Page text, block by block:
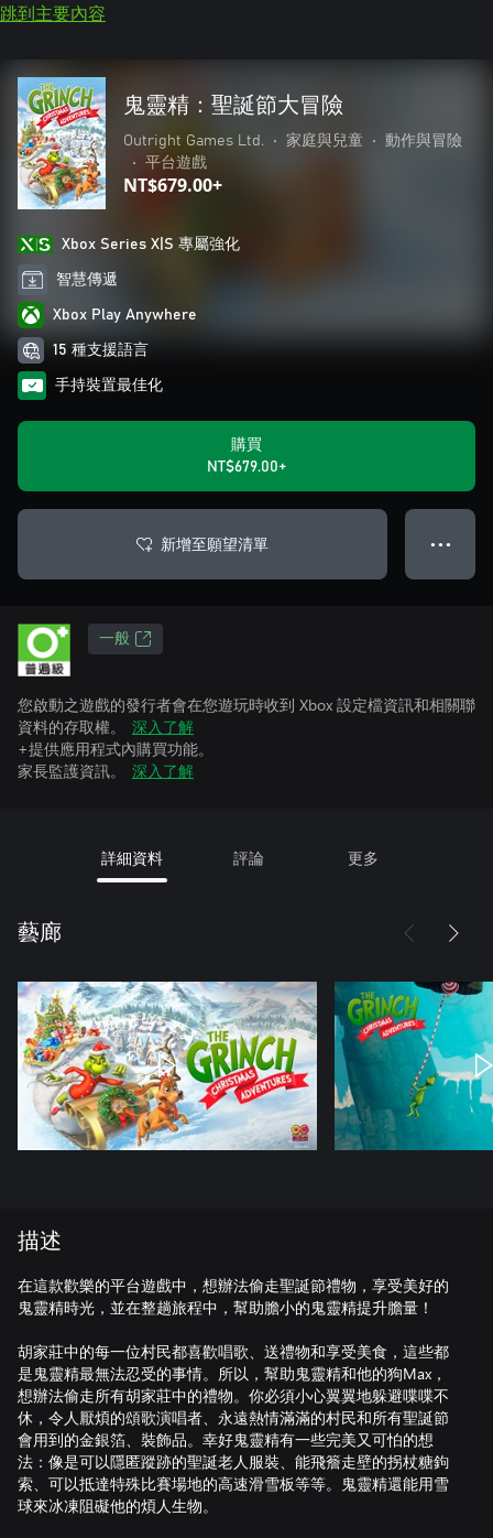
跳到主要內容
鬼靈精：聖誕節大冒險
Outright Games Ltd. • 家庭與兒童 •
動作與冒險
•
平台遊戲
NT$679.00+
Xbox Series X|S 專屬強化
智慧傳遞
Xbox Play Anywhere
15 種支援語言
手持裝置最佳化
購買
NT$679.00+
新增至願望清單 ● ● ●
一般
您啟動之遊戲的發行者會在您遊玩時收到 Xbox 設定檔資訊和相關聯
資料的存取權。
深入了解
+提供應用程式內購買功能。
家長監護資訊。
深入了解
詳細資料 評論 更多
藝廊
描述
在這款歡樂的平台遊戲中，想辦法偷走聖誕節禮物，享受美好的
鬼靈精時光，並在整趟旅程中，幫助膽小的鬼靈精提升膽量！
胡家莊中的每一位村民都喜歡唱歌、送禮物和享受美食，這些都
是鬼靈精最無法忍受的事情。所以，幫助鬼靈精和他的狗Max，
想辦法偷走所有胡家莊中的禮物。你必須小心翼翼地躲避喋喋不
休，令人厭煩的頌歌演唱者、永遠熱情滿滿的村民和所有聖誕節
會用到的金銀箔、裝飾品。幸好鬼靈精有一些完美又可怕的想
法：像是可以隱匿蹤跡的聖誕老人服裝、能飛簷走壁的拐杖糖鉤
索、可以抵達特殊比賽場地的高速滑雪板等等。鬼靈精還能用雪
球來冰凍阻礙他的煩人生物。